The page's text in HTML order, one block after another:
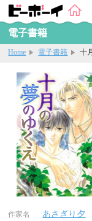
電子書籍
Home 電子書籍 十
作家名 あさぎり夕